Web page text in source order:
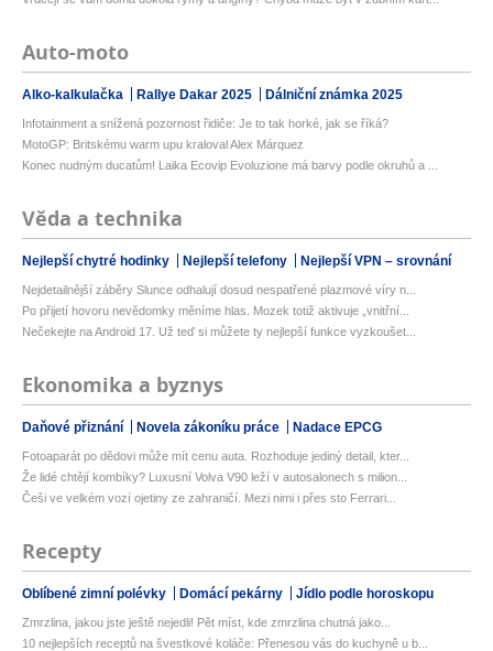
Auto-moto
Alko-kalkulačka Rallye Dakar 2025 Dálniční známka 2025
Infotainment a snížená pozornost řidiče: Je to tak horké, jak se říká?
MotoGP: Britskému warm upu kraloval Alex Márquez
Konec nudným ducatům! Laika Ecovip Evoluzione má barvy podle okruhů a ...
Věda a technika
Nejlepší chytré hodinky Nejlepší telefony Nejlepší VPN – srovnání
Nejdetailnější záběry Slunce odhalují dosud nespatřené plazmové víry n...
Po přijetí hovoru nevědomky měníme hlas. Mozek totiž aktivuje „vnitřní...
Nečekejte na Android 17. Už teď si můžete ty nejlepší funkce vyzkoušet...
Ekonomika a byznys
Daňové přiznání Novela zákoníku práce Nadace EPCG
Fotoaparát po dědovi může mít cenu auta. Rozhoduje jediný detail, kter...
Že lidé chtějí kombíky? Luxusní Volva V90 leží v autosalonech s milion...
Češi ve velkém vozí ojetiny ze zahraničí. Mezi nimi i přes sto Ferrari...
Recepty
Oblíbené zimní polévky Domácí pekárny Jídlo podle horoskopu
Zmrzlina, jakou jste ještě nejedli! Pět míst, kde zmrzlina chutná jako...
10 nejlepších receptů na švestkové koláče: Přenesou vás do kuchyně u b...